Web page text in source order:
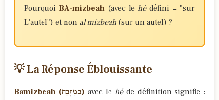
Pourquoi BA-mizbeah (avec lehédéfini = "sur
L'autel") et non al mizbeah (sur un autel) ?
💡 La Réponse Éblouissante
Bamizbeah (בַּמִּזְבֵּחַ) avec le héde définition signifie :